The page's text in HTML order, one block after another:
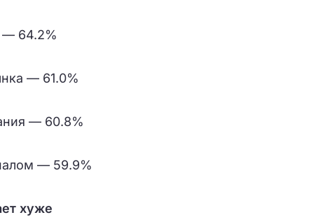
— 64.2%
— 61.0%
— 60.8%
— 59.9%
хуже